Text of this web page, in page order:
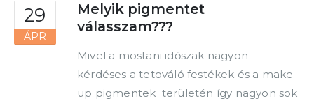
29
ÁPR
Melyik pigmentet
válasszam???
Mivel a mostani időszak nagyon
kérdéses a tetováló festékek és a make
up pigmentek területén így nagyon sok